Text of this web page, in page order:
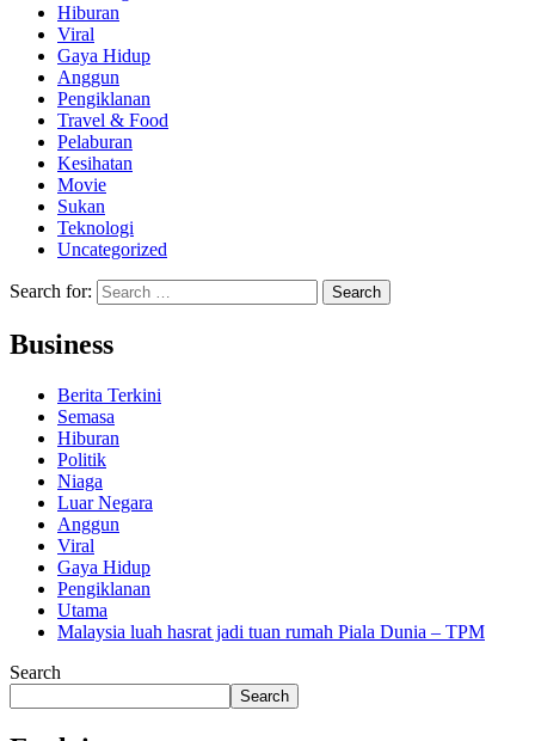
Hiburan
Viral
Gaya Hidup
Anggun
Pengiklanan
Travel & Food
Pelaburan
Kesihatan
Movie
Sukan
Teknologi
Uncategorized
Search for:
Business
Berita Terkini
Semasa
Hiburan
Politik
Niaga
Luar Negara
Anggun
Viral
Gaya Hidup
Pengiklanan
Utama
Malaysia luah hasrat jadi tuan rumah Piala Dunia – TPM
Search
Search